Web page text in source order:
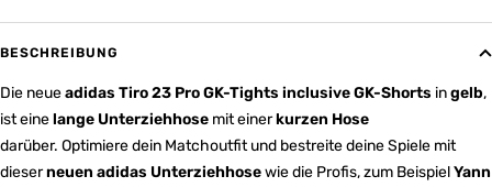
BESCHREIBUNG
Die neueadidas Tiro 23 Pro GK-Tights inclusive GK-Shorts ingelb,
ist einelange Unterziehhose mit einerkurzen Hose
darüber. Optimiere dein Matchoutfit und bestreite deine Spiele mit
dieserneuen adidas Unterziehhosewie die Profis, zum BeispielYann